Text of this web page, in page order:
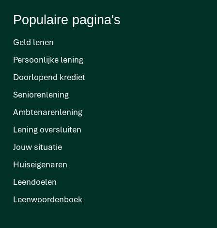
Populaire pagina's
Geld lenen
Persoonlijke lening
Doorlopend krediet
Seniorenlening
Ambtenarenlening
Lening oversluiten
Jouw situatie
Huiseigenaren
Leendoelen
Leenwoordenboek